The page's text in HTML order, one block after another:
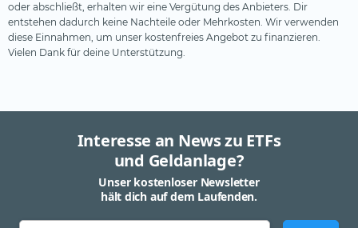
oder abschließt, erhalten wir eine Vergütung des Anbieters. Dir
entstehen dadurch keine Nachteile oder Mehrkosten. Wir verwenden
diese Einnahmen, um unser kostenfreies Angebot zu finanzieren.
Vielen Dank für deine Unterstützung.
Interesse an News zu ETFs
und Geldanlage?
Unser kostenloser Newsletter
hält dich auf dem Laufenden.